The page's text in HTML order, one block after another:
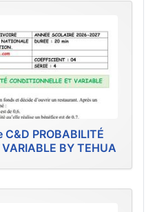
PROBABILITÉ
BY TEHUA